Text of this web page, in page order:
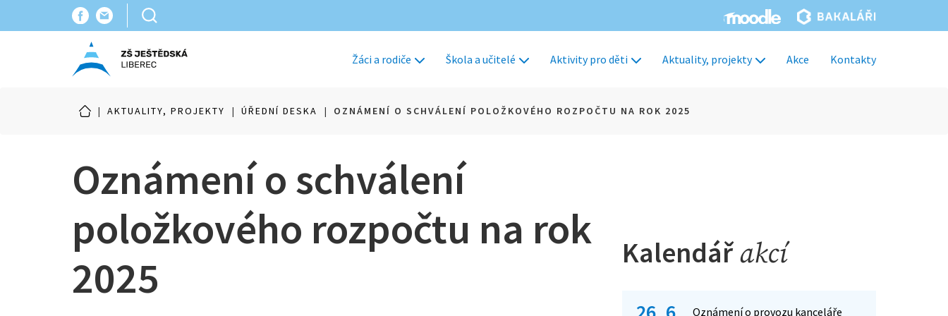
Žáci a rodiče Škola a učitelé Aktivity pro děti Aktuality, projekty Akce Kontakty
| AKTUALITY, PROJEKTY | ÚŘEDNÍ DESKA | OZNÁMENÍ O SCHVÁLENÍ POLOŽKOVÉHO ROZPOČTU NA ROK 2025
Oznámení o schválení
položkového rozpočtu na rok
2025
Kalendářakcí
Oznámení o provozu kanceláře